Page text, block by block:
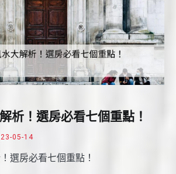
析！選房必看七個重點！
05-14
選房必看七個重點！